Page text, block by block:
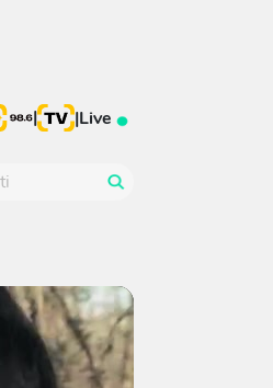
| |Live